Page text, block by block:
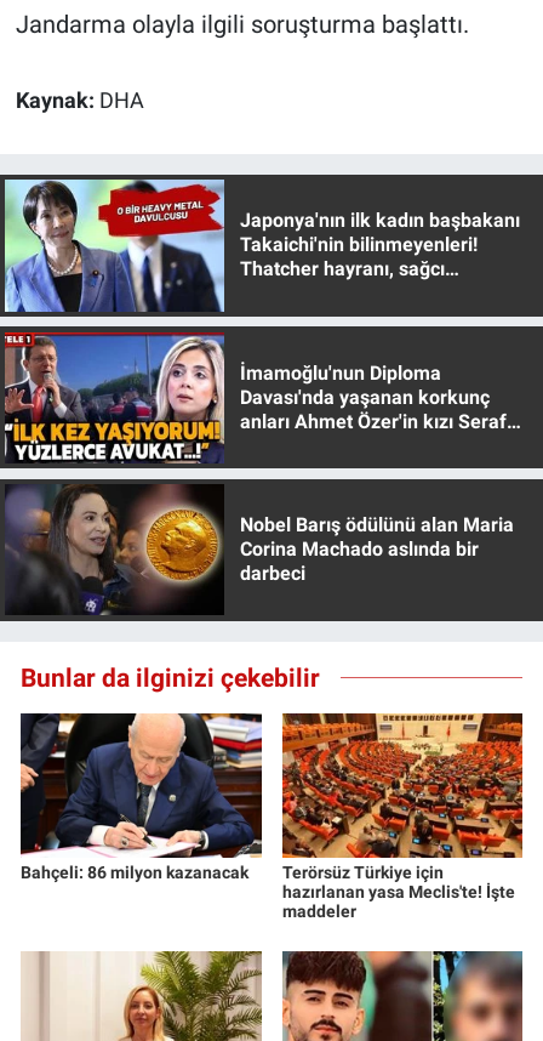
Jandarma olayla ilgili soruşturma başlattı.
Kaynak: DHA
Japonya'nın ilk kadın başbakanı
Takaichi'nin bilinmeyenleri!
Thatcher hayranı, sağcı
İmamoğlu'nun Diploma
Davası'nda yaşanan korkunç
anları Ahmet Özer'in kızı Seraf
Nobel Barış ödülünü alan Maria
Corina Machado aslında bir
darbeci
Bunlar da ilginizi çekebilir
Bahçeli: 86 milyon kazanacak
Terörsüz Türkiye için
hazırlanan yasa Meclis'te! İşte
maddeler
Popüler
Programlar
Spor
Teknoloji
Türkiye'nin Geleceği
Türkiye'nin Gündemi
Yerel Gündem
Yerel Yaşam
Canlı Yayın